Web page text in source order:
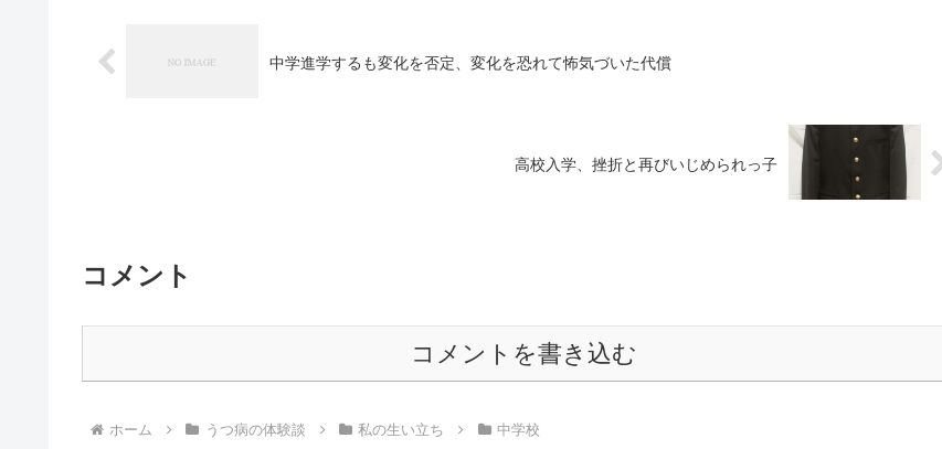
中学進学するも変化を否定、変化を恐れて怖気づいた代償
高校入学、挫折と再びいじめられっ子
コメント
コメントを書き込む
ホーム うつ病の体験談 私の生い立ち 中学校